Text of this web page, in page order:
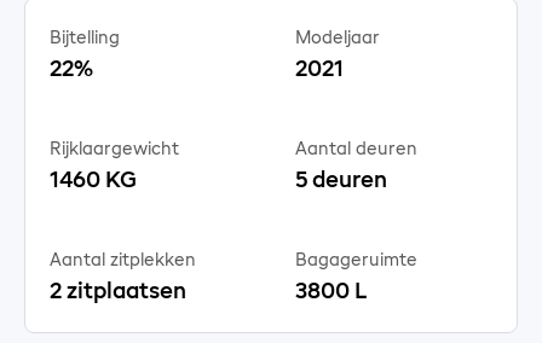
Bijtelling
22%
Modeljaar
2021
Rijklaargewicht
1460 KG
Aantal deuren
5 deuren
Aantal zitplekken
2 zitplaatsen
Bagageruimte
3800 L